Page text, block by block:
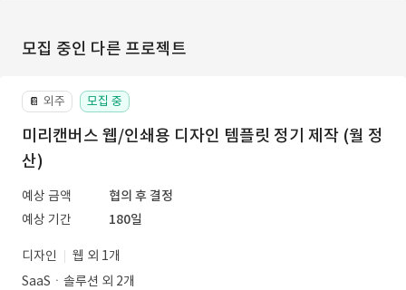
모집 중인 다른 프로젝트
📔 외주 모집 중
미리캔버스 웹/인쇄용 디자인 템플릿 정기 제작 (월 정
산)
예상 금액
협의 후 결정
예상 기간
180일
디자인
웹 외 1개
SaaSㆍ솔루션 외 2개